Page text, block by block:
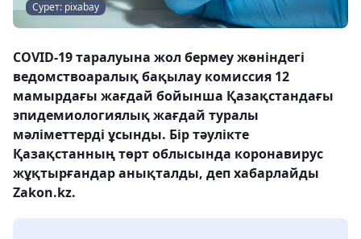
Сурет: pixabay
COVID-19 таралуына жол бермеу жөніндегі
ведомствоаралық бақылау комиссия 12
мамырдағы жағдай бойынша Қазақстандағы
эпидемиологиялық жағдай туралы
мәліметтерді ұсынды. Бір тәулікте
Қазақстанның төрт облысында коронавирус
жұқтырғандар анықталды, деп хабарлайды
Zakon.kz.